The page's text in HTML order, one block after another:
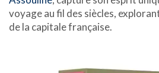
voyage au fil des siècles,
de la capitale française.